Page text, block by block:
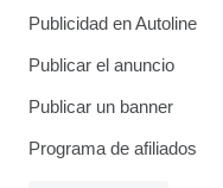
Publicidad en Autoline
Publicar el anuncio
Publicar un banner
Programa de afiliados